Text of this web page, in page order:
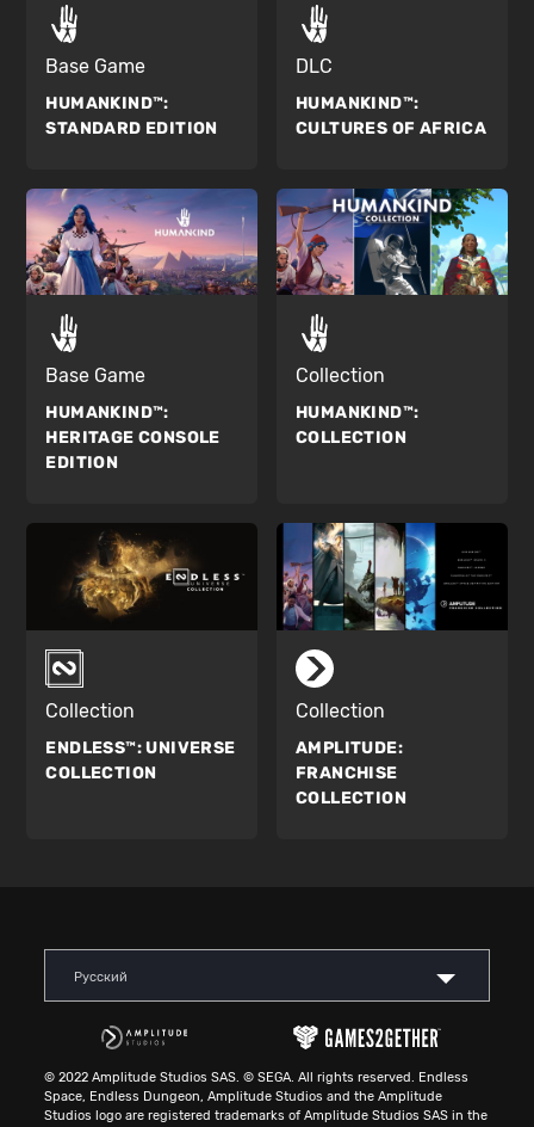
Base Game
HUMANKIND™:
STANDARD EDITION
DLC
HUMANKIND™:
CULTURES OF AFRICA
Base Game
HUMANKIND™:
HERITAGE CONSOLE
EDITION
Collection
HUMANKIND™:
COLLECTION
Collection
ENDLESS™: UNIVERSE
COLLECTION
Collection
AMPLITUDE:
FRANCHISE
COLLECTION
Русский
© 2022 Amplitude Studios SAS. © SEGA. All rights reserved. Endless
Space, Endless Dungeon, Amplitude Studios and the Amplitude
Studios logo are registered trademarks of Amplitude Studios SAS in the